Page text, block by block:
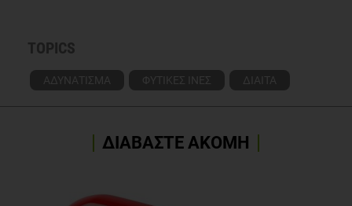
TOPICS
ΑΔΥΝΑΤΙΣΜΑ ΦΥΤΙΚΕΣ ΙΝΕΣ ΔΙΑΙΤΑ
ΔΙΑΒΑΣΤΕ ΑΚΟΜΗ